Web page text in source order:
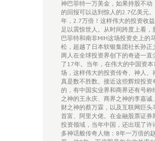
神巴菲特一万美金，如果持股不动
的回报可以达到惊人的2.7亿美元
年，2.7万倍！这样伟大的投资收益
足以震惊世人。从时间跨度上看，
巴菲特和南非MIH这场投资史上的
松，超越了日本软银集团社长孙正
两人在全球投资界创下的奇迹一直
了17年。当年，在伟大的中国资本
场，这样伟大的投资传奇、神人、
真是数不胜数。接近这些辉煌投资
的，有中国实业界和商界还有号称
之神的王永庆、商界之神的李嘉诚
财之神的蔡万霖，以及互联网巨头
首富、阿里大佬。在金融股票证券
投资领域，当年中国，还出现了许
多神话般传奇人物：8年一万倍的